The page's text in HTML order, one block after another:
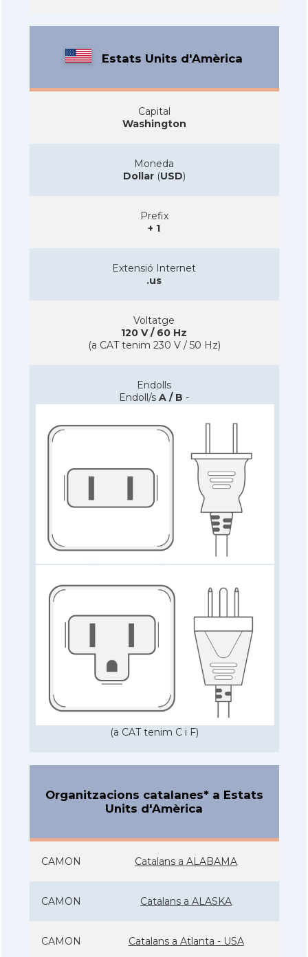
Estats Units d'Amèrica
Capital
Washington
Moneda
Dollar(USD)
Prefix
+ 1
Extensió Internet
.us
Voltatge
120 V / 60 Hz
(a CAT tenim 230 V / 50 Hz)
Endolls
Endoll/s A / B -
(a CAT tenim C i F)
Organitzacions catalanes* a Estats
Units d'Amèrica
CAMON Catalans a ALABAMA
CAMON Catalans a ALASKA
CAMON Catalans a Atlanta - USA